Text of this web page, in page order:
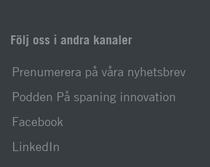
Följ oss i andra kanaler
Prenumerera på våra nyhetsbrev
Podden På spaning innovation
Facebook
LinkedIn